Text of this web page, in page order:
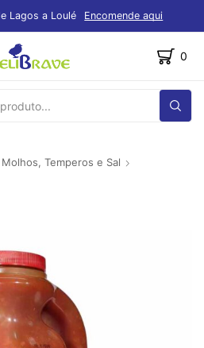
Lagos a Loulé Encomende aqui
0
SEARCH
Molhos, Temperos e Sal